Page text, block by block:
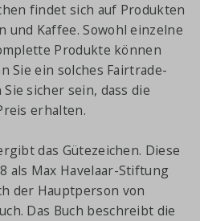
findet sich auf Produkten
und Kaffee. Sowohl einzelne
Produkte können
Sie ein solches Fairtrade-
sicher sein, dass die
erhalten.
das Gütezeichen. Diese
als Max Havelaar-Stiftung
der Hauptperson von
Das Buch beschreibt die